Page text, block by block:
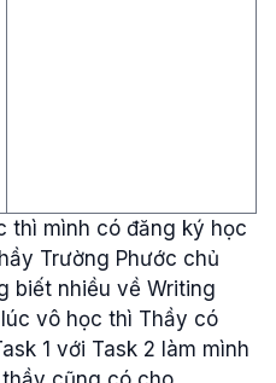
thì mình có đăng ký học
Trường Phước chủ
biết nhiều về Writing
lúc vô học thì Thầy có
1 với Task 2 làm mình